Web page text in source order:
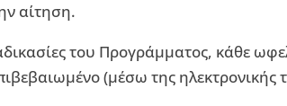
αίτηση.
του Προγράμματος, κάθε
(μέσω της ηλεκτρονικής